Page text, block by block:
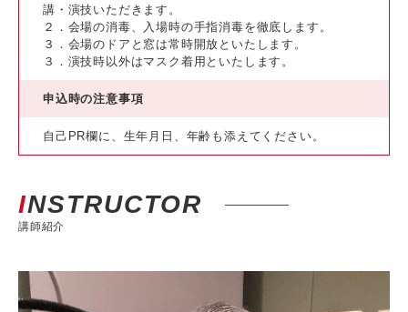
講・演技いただきます。
２．会場の消毒、入場時の手指消毒を徹底します。
３．会場のドアと窓は常時開放といたします。
３．演技時以外はマスク着用といたします。
申込時の注意事項
自己PR欄に、生年月日、年齢も添えてください。
INSTRUCTOR
講師紹介